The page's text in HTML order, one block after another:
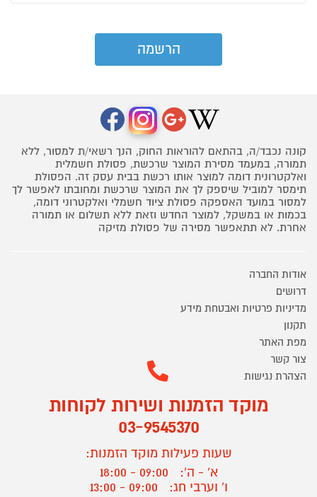
קונה נכבד/ה, בהתאם להוראות החוק, הנך רשאי/ת למסור, ללא
תמורה, במעמד מסירת המוצר שרכשת, פסולת חשמלית
ואלקטרונית דומה למוצר אותו רכשת בבית עסק זה. הפסולת
תימסר למוביל שיספק לך את המוצר שרכשת ומחובתו לאפשר לך
למסור במועד האספקה פסולת ציוד חשמלי ואלקטרוני דומה,
בכמות או במשקל, למוצר החדש וזאת ללא תשלום או תמורה
אחרת. לא תתאפשר מסירה של פסולת מזיקה
אודות החברה
דרושים
מדיניות פרטיות ואבטחת מידע
תקנון
מפת האתר
צור קשר
הצהרת נגישות
מוקד הזמנות ושירות לקוחות
03-9545370
שעות פעילות מוקד הזמנות:
א' - ה':
09:00 - 18:00
ו' וערבי חג:
09:00 - 13:00